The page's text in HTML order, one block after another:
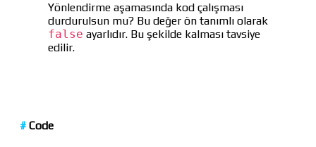
Yönlendirme aşamasında kod çalışması
durdurulsun mu? Bu değer ön tanımlı olarak
false ayarlıdır. Bu şekilde kalması tavsiye
edilir.
# Code